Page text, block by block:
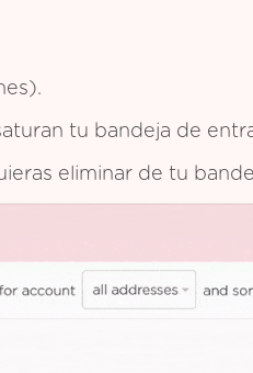
tu bandeja de
eliminar de tu